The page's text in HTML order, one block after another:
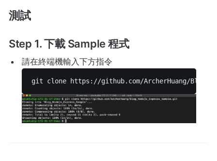
測試
Step 1. 下載 Sample 程式
請在終端機輸入下方指令
git clone https://github.com/ArcherHuang/